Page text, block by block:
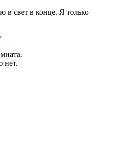
в свет в конце. Я только
нет.